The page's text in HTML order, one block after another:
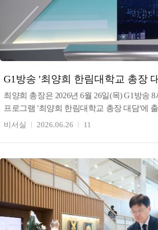
G1방송 '최양희 한림대학교 총장
최양희 총장은 2026년 6월 26일(목) G1방송
프로그램 '최양희 한림대학교 총장 대담'에
30 선정 이후 한림대학교의 성과와 향후 미래
비서실 2026.06.26 11